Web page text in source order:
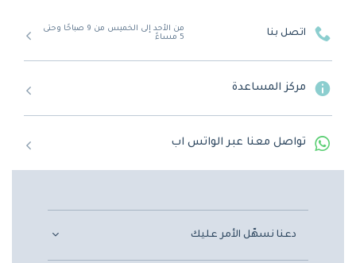
اتصل بنا
من الأحد إلى الخميس من 9 صباحًا وحتى
5 مساءً
مركز المساعدة
تواصل معنا عبر الواتس اب
دعنا نسهّل الأمر عليك